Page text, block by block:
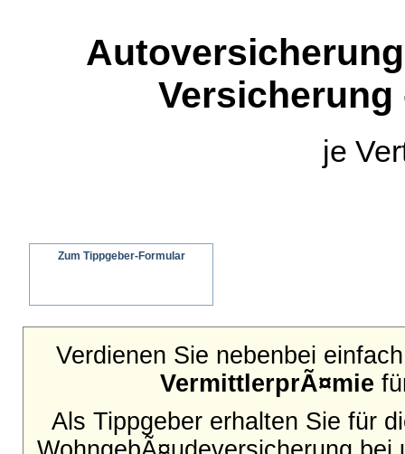
je
Zum Tippgeber-Formular
Verdienen Sie nebenbei
VermittlerprÃ¤mie
Als Tippgeber erhalten Sie für